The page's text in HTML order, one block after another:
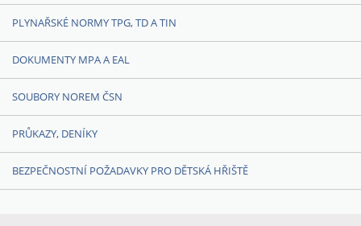
PLYNAŘSKÉ NORMY TPG, TD A TIN
DOKUMENTY MPA A EAL
SOUBORY NOREM ČSN
PRŮKAZY, DENÍKY
BEZPEČNOSTNÍ POŽADAVKY PRO DĚTSKÁ HŘIŠTĚ